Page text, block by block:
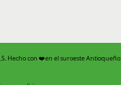
Hecho con ❤️en el suroeste Antioqueño